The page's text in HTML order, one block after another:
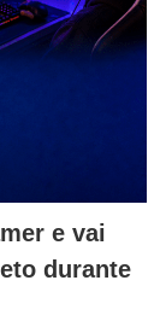
e vai
durante